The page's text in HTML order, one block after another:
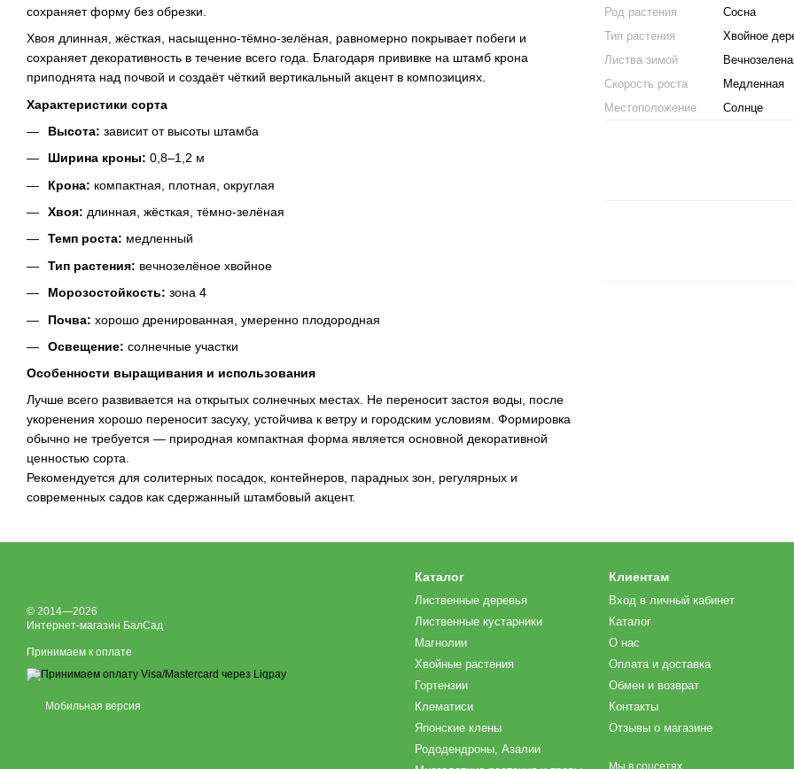
сохраняет форму без обрезки.
Хвоя длинная, жёсткая, насыщенно-тёмно-зелёная, равномерно покрывает побеги и
сохраняет декоративность в течение всего года. Благодаря прививке на штамб крона
приподнята над почвой и создаёт чёткий вертикальный акцент в композициях.
Характеристики сорта
Высота: зависит от высоты штамба
Ширина кроны: 0,8–1,2 м
Крона: компактная, плотная, округлая
Хвоя: длинная, жёсткая, тёмно-зелёная
Темп роста: медленный
Тип растения: вечнозелёное хвойное
Морозостойкость: зона 4
Почва: хорошо дренированная, умеренно плодородная
Освещение: солнечные участки
Особенности выращивания и использования
Лучше всего развивается на открытых солнечных местах. Не переносит застоя воды, после
укоренения хорошо переносит засуху, устойчива к ветру и городским условиям. Формировка
обычно не требуется — природная компактная форма является основной декоративной
ценностью сорта.
Рекомендуется для солитерных посадок, контейнеров, парадных зон, регулярных и
современных садов как сдержанный штамбовый акцент.
Род растения
Сосна
Тип растения
Хвойное
Листва зимой
Скорость роста
Медленная
Местоположение
Солнце
© 2014—2026
Интернет-магазин БалСад
Принимаем к оплате
Мобильная версия
Каталог
Лиственные деревья
Лиственные кустарники
Магнолии
Хвойные растения
Гортензии
Клематиси
Японские клены
Рододендроны, Азалии
Клиентам
Вход в личный кабинет
Каталог
О нас
Оплата и доставка
Обмен и возврат
Контакты
Отзывы о магазине